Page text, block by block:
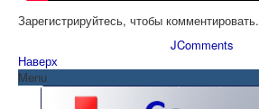
Зарегистрируйтесь, чтобы комментировать.
JComments
Наверх
Menu